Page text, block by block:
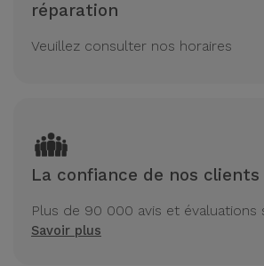
réparation
Veuillez consulter nos horaires
La confiance de nos clients
Plus de 90 000 avis et évaluations
Savoir plus